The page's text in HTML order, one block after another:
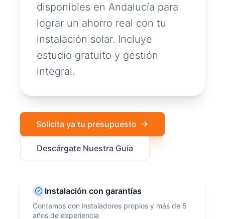
disponibles en Andalucía para
lograr un ahorro real con tu
instalación solar. Incluye
estudio gratuito y gestión
integral.
Solicita ya tu presupuesto
Descárgate Nuestra Guía
Instalación con garantías
Contamos con instaladores propios y más de 5
años de experiencia